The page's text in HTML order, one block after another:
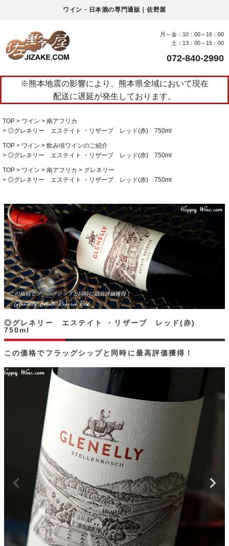
ワイン・日本酒の専門通販｜佐野屋
月～金：10：00～16：00
土：13：00～15：00
072-840-2990
※熊本地震の影響により、熊本県全域において現在
配送に遅延が発生しております。
TOP ワイン
南アフリカ
◎グレネリー エステイト ・リザーブ レッド(赤) 750ml
TOP ワイン
飲み頃ワインのご紹介
◎グレネリー エステイト ・リザーブ レッド(赤) 750ml
TOP ワイン 南アフリカ
グレネリー
◎グレネリー エステイト ・リザーブ レッド(赤) 750ml
この価格でフラッグシップと同時に最高評価獲得！
◎グレネリー エステイト ・リザーブ レッド(赤)
750ml